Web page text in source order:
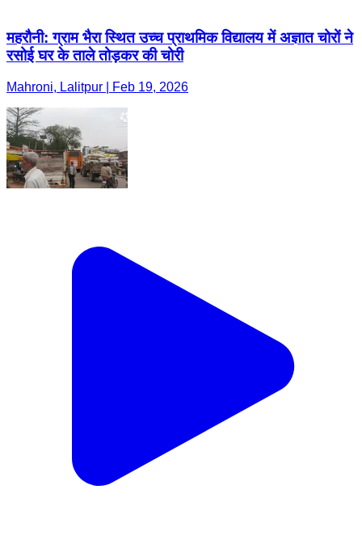
महरौनी: ग्राम भैरा स्थित उच्च प्राथमिक विद्यालय में अज्ञात चोरों ने
रसोई घर के ताले तोड़कर की चोरी
Mahroni, Lalitpur | Feb 19, 2026